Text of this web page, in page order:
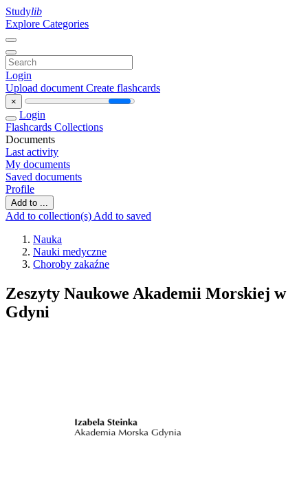
Studylib
Explore Categories
Login
Upload document Create flashcards
×
Login
Flashcards Collections
Documents
Last activity
My documents
Saved documents
Profile
Add to ...
Add to collection(s) Add to saved
Nauka
Nauki medyczne
Choroby zakaźne
Zeszyty Naukowe Akademii Morskiej w
Gdyni